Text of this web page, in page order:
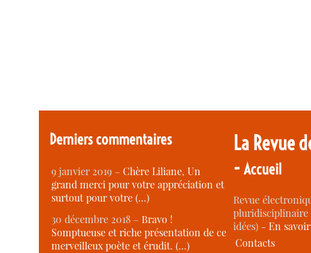
Derniers commentaires
9 janvier 2019 –Chère Liliane, Un
grand merci pour votre appréciation et
surtout pour votre (…)
30 décembre 2018 –Bravo !
Somptueuse et riche présentation de ce
merveilleux poète et érudit. (…)
La Revue
-Accueil
Revue
idées) -En
Contacts